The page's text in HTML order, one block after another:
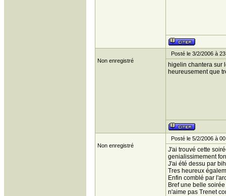
Non enregistré
Posté le 3/2/2006 à
higelin chantera sur
heureusement que
Non enregistré
Posté le 5/2/2006 à
J'ai trouvé cette
genialissimement
J'ai été dessu par
Tres heureux
Enfin comblé par
Bref une belle
n'aime pas Trenet